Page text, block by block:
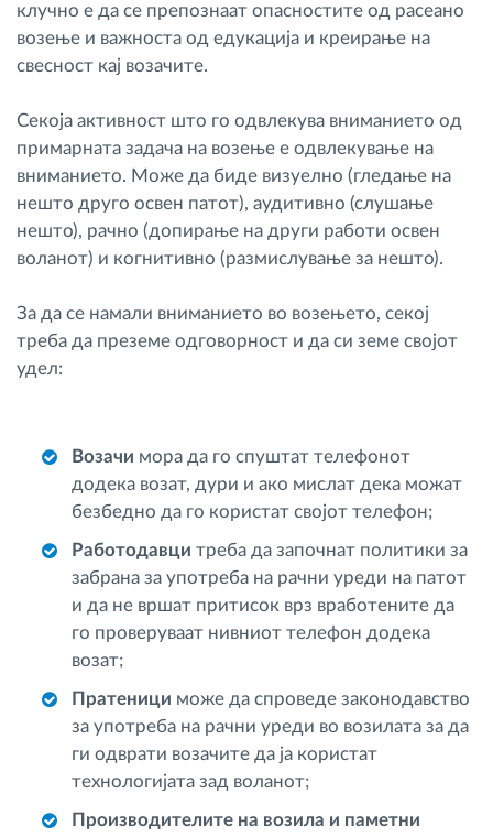
клучно е да се препознаат опасностите од расеано
возење и важноста од едукација и креирање на
свесност кај возачите.
Секоја активност што го одвлекува вниманието од
примарната задача на возење е одвлекување на
вниманието. Може да биде визуелно (гледање на
нешто друго освен патот), аудитивно (слушање
нешто), рачно (допирање на други работи освен
воланот) и когнитивно (размислување за нешто).
За да се намали вниманието во возењето, секој
треба да преземе одговорност и да си земе својот
удел:
Возачи мора да го спуштат телефонот
додека возат, дури и ако мислат дека можат
безбедно да го користат својот телефон;
Работодавци треба да започнат политики за
забрана за употреба на рачни уреди на патот
и да не вршат притисок врз вработените да
го проверуваат нивниот телефон додека
возат;
Пратеници може да спроведе законодавство
за употреба на рачни уреди во возилата за да
ги одврати возачите да ја користат
технологијата зад воланот;
Производителите на возила и паметни